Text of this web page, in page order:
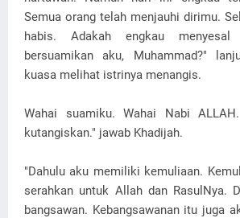
Semua orang telah menjauhi dirimu.
habis. Adakah engkau menyesal
bersuamikan aku, Muhammad?"
kuasa melihat istrinya menangis.
Wahai suamiku. Wahai Nabi
kutangiskan." jawab Khadijah.
"Dahulu aku memiliki kemuliaan.
serahkan untuk Allah dan RasulNya.
bangsawan. Kebangsawanan itu juga